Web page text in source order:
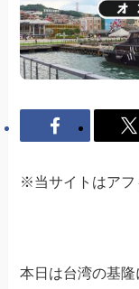
※当サイトはアフ
本日は台湾の基隆